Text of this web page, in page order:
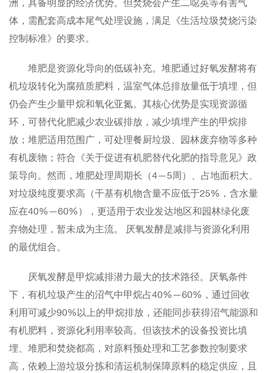
洲，具备明显的经济优势。但焚烧会产生二噁英等有害气
体，需配套高成本尾气处理设施，满足《生活垃圾焚烧污染
控制标准》的要求。
堆肥是资源化导向的低碳补充。堆肥通过好氧发酵将有
机垃圾转化为腐殖质肥料，温室气体总排放量低于填埋，但
仍会产生少量甲烷和氧化亚氮。其核心优势是实现资源循
环，可替代化肥减少农业碳排放，减少填埋产生的甲烷排
放；堆肥适用范围广，可处理餐厨垃圾、园林废弃物等多种
有机废物；符合《关于促进有机肥替代化肥的指导意见》政
策导向。然而，堆肥处理周期长（4—5周）、占地面积大、
对垃圾纯度要求高（干基有机物含量不应低于25%，含水量
应在40%—60%），更适用于农业发达地区和园林绿化废
弃物处理，暂未成为主流。 厌氧发酵是减排与资源化利用
的最优组合。
厌氧发酵是甲烷减排潜力最大的技术路径。厌氧条件
下，有机垃圾产生的沼气中甲烷占40%—60%，通过回收
利用可减少90%以上的甲烷排放，还能同步获得沼气能源和
有机肥料，资源化利用率较高。但该技术的设备投资比填
埋、堆肥和焚烧都高，对原料预处理和工艺参数控制要求
高，依赖上游垃圾分拣和清运机制保障原料的稳定供应，且